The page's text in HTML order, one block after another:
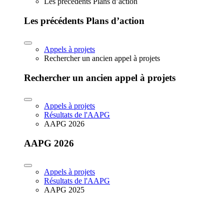
Les précédents Plans d’action
Appels à projets
Rechercher un ancien appel à projets
Rechercher un ancien appel à projets
Appels à projets
Résultats de l'AAPG
AAPG 2026
AAPG 2026
Appels à projets
Résultats de l'AAPG
AAPG 2025